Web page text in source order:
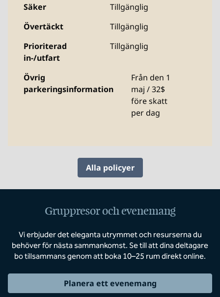
Säker
Tillgänglig
Övertäckt
Tillgänglig
Prioriterad
in-/utfart
Tillgänglig
Övrig
parkeringsinformation
Från den 1
maj / 32$
före skatt
per dag
Alla policyer
Gruppresor och evenemang
Vi erbjuder det eleganta utrymmet och resurserna du
behöver för nästa sammankomst. Se till att dina deltagare
bo tillsammans genom att boka 10–25 rum direkt online.
Planera ett evenemang